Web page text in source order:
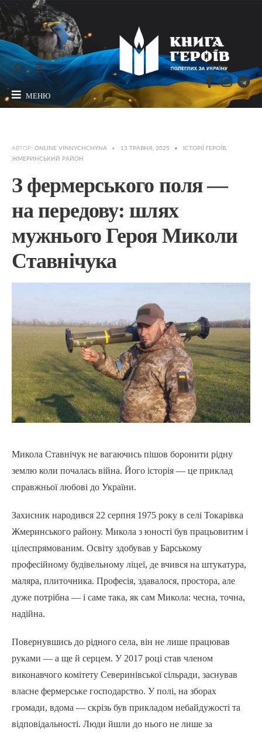
МЕНЮ
АВТОР: ONLINE VINNYCHCHYNA • 13 ТРАВНЯ, 2025 • ІСТОРІЇ ГЕРОЇВ,
ЖМЕРИНСЬКИЙ РАЙОН
З фермерського поля —
на передову: шлях
мужнього Героя Миколи
Ставнічука
Микола Ставнічук не вагаючись пішов боронити рідну
землю коли почалась війна. Його історія — це приклад
справжньої любові до України.
Захисник народився 22 серпня 1975 року в селі Токарівка
Жмеринського району. Микола з юності був працьовитим і
цілеспрямованим. Освіту здобував у Барському
професійному будівельному ліцеї, де вчився на штукатура,
маляра, плиточника. Професія, здавалося, простора, але
дуже потрібна — і саме така, як сам Микола: чесна, точна,
надійна.
Повернувшись до рідного села, він не лише працював
руками — а ще й серцем. У 2017 році став членом
виконавчого комітету Северинівської сільради, заснував
власне фермерське господарство. У полі, на зборах
громади, вдома — скрізь був прикладом небайдужості та
відповідальності. Люди йшли до нього не лише за